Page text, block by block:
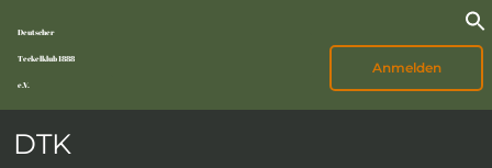
Deutscher
Teckelklub 1888
e.V.
Anmelden
DTK